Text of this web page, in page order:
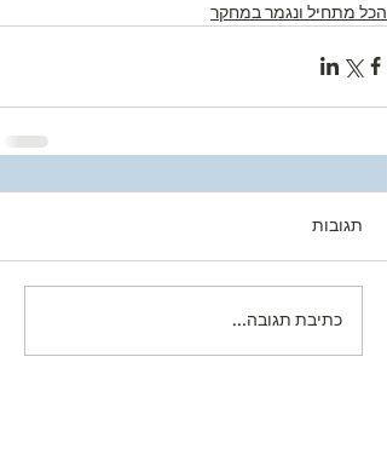
הכל מתחיל ונגמר במחקר
תגובות
כתיבת תגובה...